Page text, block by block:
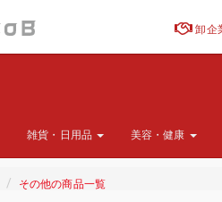
卸企
雑貨・日用品 美容・健康
その他の商品一覧